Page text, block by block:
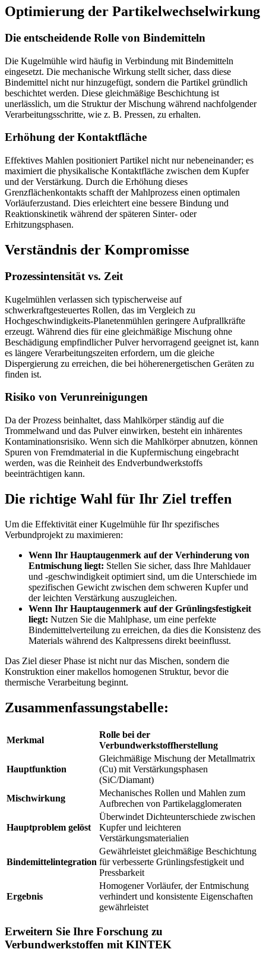
Optimierung der Partikelwechselwirkung
Die entscheidende Rolle von Bindemitteln
Die Kugelmühle wird häufig in Verbindung mit Bindemitteln
eingesetzt. Die mechanische Wirkung stellt sicher, dass diese
Bindemittel nicht nur hinzugefügt, sondern die Partikel gründlich
beschichtet werden. Diese gleichmäßige Beschichtung ist
unerlässlich, um die Struktur der Mischung während nachfolgender
Verarbeitungsschritte, wie z. B. Pressen, zu erhalten.
Erhöhung der Kontaktfläche
Effektives Mahlen positioniert Partikel nicht nur nebeneinander; es
maximiert die physikalische Kontaktfläche zwischen dem Kupfer
und der Verstärkung. Durch die Erhöhung dieses
Grenzflächenkontakts schafft der Mahlprozess einen optimalen
Vorläuferzustand. Dies erleichtert eine bessere Bindung und
Reaktionskinetik während der späteren Sinter- oder
Erhitzungsphasen.
Verständnis der Kompromisse
Prozessintensität vs. Zeit
Kugelmühlen verlassen sich typischerweise auf
schwerkraftgesteuertes Rollen, das im Vergleich zu
Hochgeschwindigkeits-Planetenmühlen geringere Aufprallkräfte
erzeugt. Während dies für eine gleichmäßige Mischung ohne
Beschädigung empfindlicher Pulver hervorragend geeignet ist, kann
es längere Verarbeitungszeiten erfordern, um die gleiche
Dispergierung zu erreichen, die bei höherenergetischen Geräten zu
finden ist.
Risiko von Verunreinigungen
Da der Prozess beinhaltet, dass Mahlkörper ständig auf die
Trommelwand und das Pulver einwirken, besteht ein inhärentes
Kontaminationsrisiko. Wenn sich die Mahlkörper abnutzen, können
Spuren von Fremdmaterial in die Kupfermischung eingebracht
werden, was die Reinheit des Endverbundwerkstoffs
beeinträchtigen kann.
Die richtige Wahl für Ihr Ziel treffen
Um die Effektivität einer Kugelmühle für Ihr spezifisches
Verbundprojekt zu maximieren:
Wenn Ihr Hauptaugenmerk auf der Verhinderung von
Entmischung liegt: Stellen Sie sicher, dass Ihre Mahldauer
und -geschwindigkeit optimiert sind, um die Unterschiede im
spezifischen Gewicht zwischen dem schweren Kupfer und
der leichten Verstärkung auszugleichen.
Wenn Ihr Hauptaugenmerk auf der Grünlingsfestigkeit
liegt: Nutzen Sie die Mahlphase, um eine perfekte
Bindemittelverteilung zu erreichen, da dies die Konsistenz des
Materials während des Kaltpressens direkt beeinflusst.
Das Ziel dieser Phase ist nicht nur das Mischen, sondern die
Konstruktion einer makellos homogenen Struktur, bevor die
thermische Verarbeitung beginnt.
Zusammenfassungstabelle:
Merkmal
Rolle bei der
Verbundwerkstoffherstellung
Hauptfunktion
Gleichmäßige Mischung der Metallmatrix
(Cu) mit Verstärkungsphasen
(SiC/Diamant)
Mischwirkung
Mechanisches Rollen und Mahlen zum
Aufbrechen von Partikelagglomeraten
Hauptproblem gelöst
Überwindet Dichteunterschiede zwischen
Kupfer und leichteren
Verstärkungsmaterialien
Bindemittelintegration
Gewährleistet gleichmäßige Beschichtung
für verbesserte Grünlingsfestigkeit und
Pressbarkeit
Ergebnis
Homogener Vorläufer, der Entmischung
verhindert und konsistente Eigenschaften
gewährleistet
Erweitern Sie Ihre Forschung zu
Verbundwerkstoffen mit KINTEK